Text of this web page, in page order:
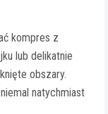
kompres z
lub delikatnie
obszary.
natychmiast